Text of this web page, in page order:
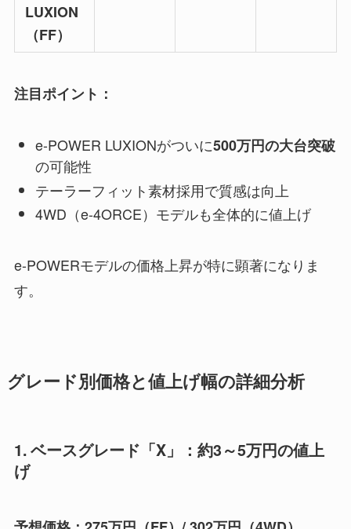
LUXION
（FF）
注目ポイント：
e-POWER LUXIONがついに500万円の大台突破
の可能性
テーラーフィット素材採用で質感は向上
4WD（e-4ORCE）モデルも全体的に値上げ
e-POWERモデルの価格上昇が特に顕著になりま
す。
グレード別価格と値上げ幅の詳細分析
1. ベースグレード「X」：約3～5万円の値上
げ